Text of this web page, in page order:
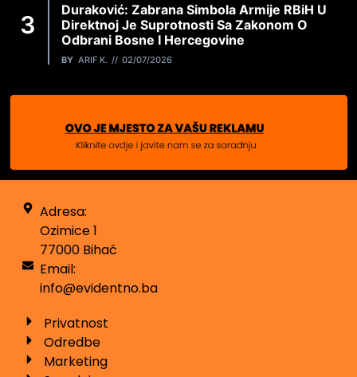
Duraković: Zabrana Simbola Armije RBiH U
Direktnoj Je Suprotnosti Sa Zakonom O
Odbrani Bosne I Hercegovine
BY ARIF K. 02/07/2026
Adresa:
Ozimice 1
77000 Bihać
Email:
info@evidentno.ba
Privatnost
Odredbe
Marketing